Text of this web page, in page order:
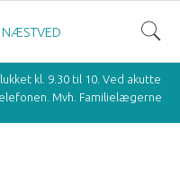
kl. 9.30 til 10. Ved akutte
Mvh. Familielægerne
NÆSTVED